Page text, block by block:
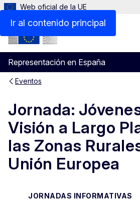
Ir al contenido principal
Web oficial de la UE
Representación en España
Menu
Eventos
Jornada:
Visión a Largo
las Zonas
Unión Europea
JORNADAS INFORMATIVAS